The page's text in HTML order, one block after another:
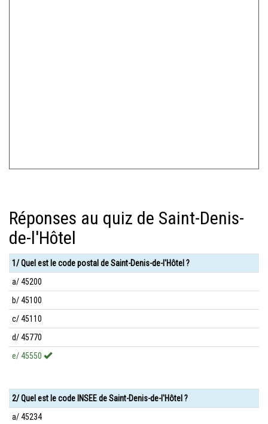
Réponses au quiz de Saint-Denis-
de-l'Hôtel
1/ Quel est le code postal de Saint-Denis-de-l'Hôtel ?
a/ 45200
b/ 45100
c/ 45110
d/ 45770
e/ 45550
2/ Quel est le code INSEE de Saint-Denis-de-l'Hôtel ?
a/ 45234